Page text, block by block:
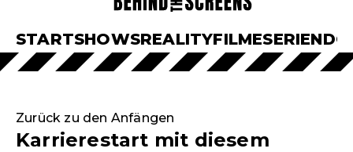
STARTSHOWSREALITYFILMESERIEN
Zurück zu den Anfängen
Karrierestart mit diesem